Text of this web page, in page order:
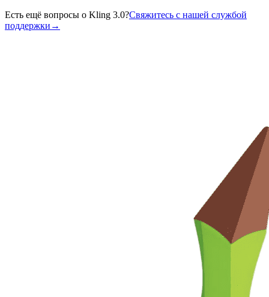
Есть ещё вопросы о Kling 3.0?Свяжитесь с нашей службой
поддержки →